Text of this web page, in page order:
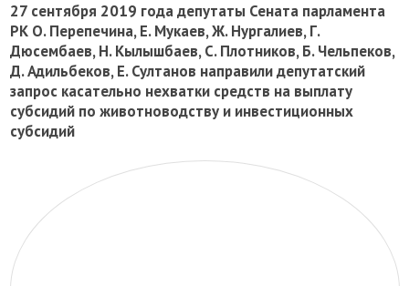
27 сентября 2019 года депутаты Сената парламента
РК О. Перепечина, Е. Мукаев, Ж. Нургалиев, Г.
Дюсембаев, Н. Кылышбаев, С. Плотников, Б. Чельпеков,
Д. Адильбеков, Е. Султанов направили депутатский
запрос касательно нехватки средств на выплату
субсидий по животноводству и инвестиционных
субсидий